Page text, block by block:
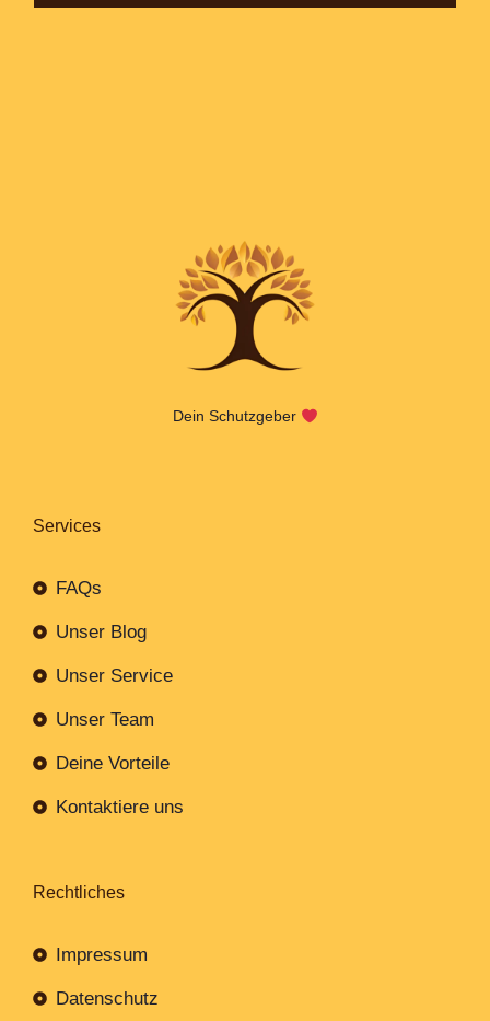
Dein Schutzgeber
Services
FAQs
Unser Blog
Unser Service
Unser Team
Deine Vorteile
Kontaktiere uns
Rechtliches
Impressum
Datenschutz